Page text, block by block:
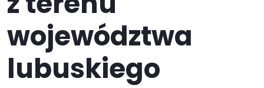
województwa
lubuskiego